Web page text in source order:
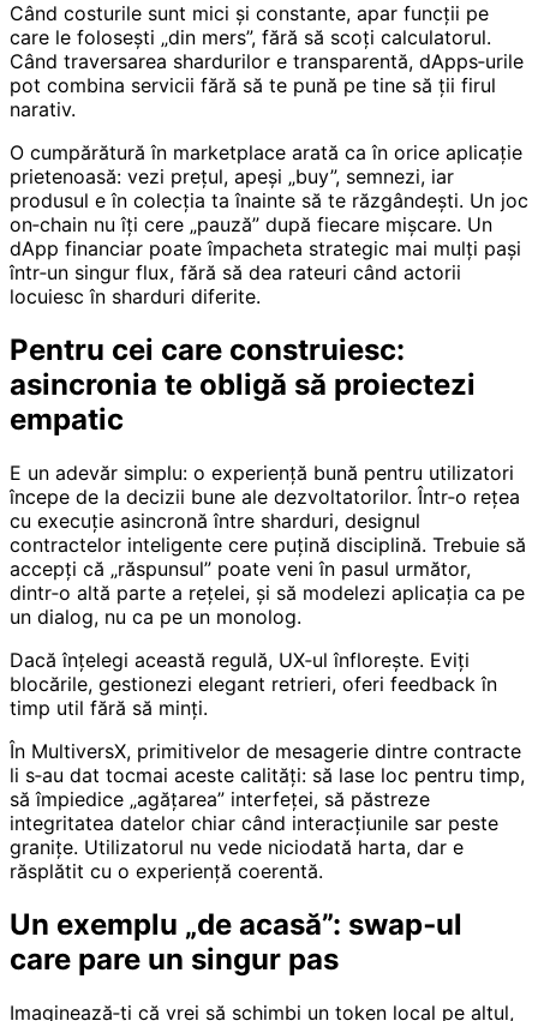
Când costurile sunt mici și constante, apar funcții pe
care le folosești „din mers”, fără să scoți calculatorul.
Când traversarea shardurilor e transparentă, dApps‑urile
pot combina servicii fără să te pună pe tine să ții firul
narativ.
O cumpărătură în marketplace arată ca în orice aplicație
prietenoasă: vezi prețul, apeși „buy”, semnezi, iar
produsul e în colecția ta înainte să te răzgândești. Un joc
on‑chain nu îți cere „pauză” după fiecare mișcare. Un
dApp financiar poate împacheta strategic mai mulți pași
într‑un singur flux, fără să dea rateuri când actorii
locuiesc în sharduri diferite.
Pentru cei care construiesc:
asincronia te obligă să proiectezi
empatic
E un adevăr simplu: o experiență bună pentru utilizatori
începe de la decizii bune ale dezvoltatorilor. Într‑o rețea
cu execuție asincronă între sharduri, designul
contractelor inteligente cere puțină disciplină. Trebuie să
accepți că „răspunsul” poate veni în pasul următor,
dintr‑o altă parte a rețelei, și să modelezi aplicația ca pe
un dialog, nu ca pe un monolog.
Dacă înțelegi această regulă, UX‑ul înflorește. Eviți
blocările, gestionezi elegant retrieri, oferi feedback în
timp util fără să minți.
În MultiversX, primitivelor de mesagerie dintre contracte
li s‑au dat tocmai aceste calități: să lase loc pentru timp,
să împiedice „agățarea” interfeței, să păstreze
integritatea datelor chiar când interacțiunile sar peste
granițe. Utilizatorul nu vede niciodată harta, dar e
răsplătit cu o experiență coerentă.
Un exemplu „de acasă”: swap‑ul
care pare un singur pas
Imaginează‑ți că vrei să schimbi un token local pe altul,